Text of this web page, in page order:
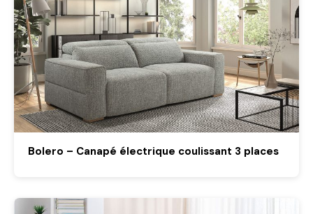
Bolero – Canapé électrique coulissant 3 places